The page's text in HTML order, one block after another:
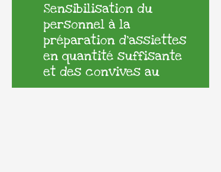
Sensibilisation du
personnel à la
préparation d’assiettes
en quantité suffisante
et des convives au